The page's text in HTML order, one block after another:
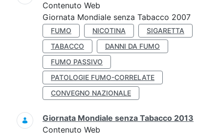
Contenuto Web
Giornata Mondiale senza Tabacco 2007
FUMO NICOTINA
SIGARETTA
TABACCO
DANNI DA FUMO
FUMO PASSIVO
PATOLOGIE FUMO-CORRELATE
CONVEGNO NAZIONALE
Giornata Mondiale senza Tabacco 2013
Contenuto Web